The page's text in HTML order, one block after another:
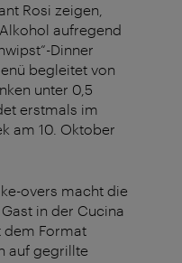
Rosi zeigen,
aufregend
Dinner
begleitet von
unter 0,5
erstmals im
am 10. Oktober
overs macht die
in der Cucina
dem Format
auf gegrillte